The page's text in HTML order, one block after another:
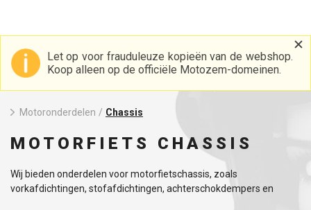
Let op voor frauduleuze kopieën van de webshop.
Koop alleen op de officiële Motozem-domeinen.
Motoronderdelen / Chassis
MOTORFIETS CHASSIS
Wij bieden onderdelen voor motorfietschassis, zoals
vorkafdichtingen, stofafdichtingen, achterschokdempers en